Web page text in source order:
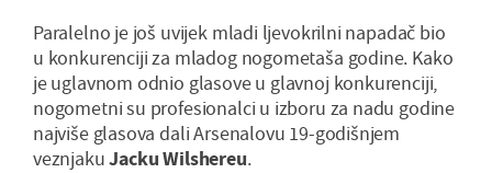
Paralelno je još uvijek mladi ljevokrilni napadač bio
u konkurenciji za mladog nogometaša godine. Kako
je uglavnom odnio glasove u glavnoj konkurenciji,
nogometni su profesionalci u izboru za nadu godine
najviše glasova dali Arsenalovu 19-godišnjem
veznjakuJacku Wilshereu.